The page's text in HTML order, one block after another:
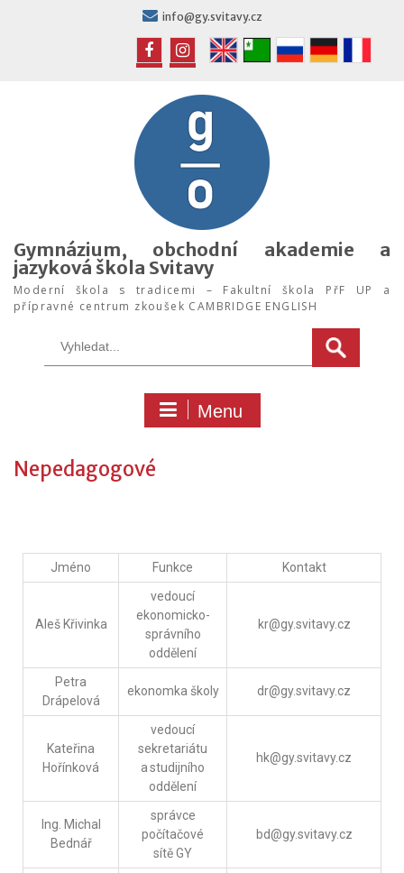
info@gy.svitavy.cz
Gymnázium, obchodní akademie a
jazyková škola Svitavy
Moderní škola s tradicemi – Fakultní škola PřF UP a
přípravné centrum zkoušek CAMBRIDGE ENGLISH
Menu
Nepedagogové
Jméno Funkce Kontakt
Aleš Křivinka
vedoucí
ekonomicko-
správního
oddělení
kr@gy.svitavy.cz
Petra
Drápelová
ekonomka školy dr@gy.svitavy.cz
Kateřina
Hořínková
vedoucí
sekretariátu
a studijního
oddělení
hk@gy.svitavy.cz
Ing. Michal
Bednář
správce
počítačové
sítě GY
bd@gy.svitavy.cz